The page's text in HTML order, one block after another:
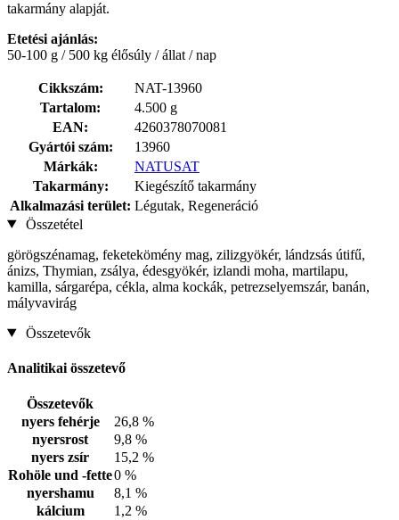
takarmány alapját.
Etetési ajánlás:
50-100 g / 500 kg élősúly / állat / nap
Cikkszám:
NAT-13960
Tartalom:
4.500 g
EAN:
4260378070081
Gyártói szám:
13960
Márkák:
NATUSAT
Takarmány:
Kiegészítő takarmány
Alkalmazási terület: Légutak, Regeneráció
Összetétel
görögszénamag, feketekömény mag, zilizgyökér, lándzsás útifű,
ánizs, Thymian, zsálya, édesgyökér, izlandi moha, martilapu,
kamilla, sárgarépa, cékla, alma kockák, petrezselyemszár, banán,
mályvavirág
Összetevők
Analitikai összetevő
Összetevők
nyers fehérje
26,8 %
nyersrost
9,8 %
nyers zsír
15,2 %
Rohöle und -fette0 %
nyershamu
8,1 %
kálcium
1,2 %